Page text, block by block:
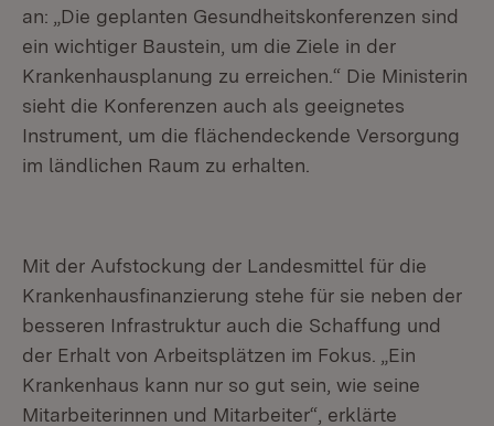
an: „Die geplanten Gesundheitskonferenzen sind
ein wichtiger Baustein, um die Ziele in der
Krankenhausplanung zu erreichen.“ Die Ministerin
sieht die Konferenzen auch als geeignetes
Instrument, um die flächendeckende Versorgung
im ländlichen Raum zu erhalten.
Mit der Aufstockung der Landesmittel für die
Krankenhausfinanzierung stehe für sie neben der
besseren Infrastruktur auch die Schaffung und
der Erhalt von Arbeitsplätzen im Fokus. „Ein
Krankenhaus kann nur so gut sein, wie seine
Mitarbeiterinnen und Mitarbeiter“, erklärte